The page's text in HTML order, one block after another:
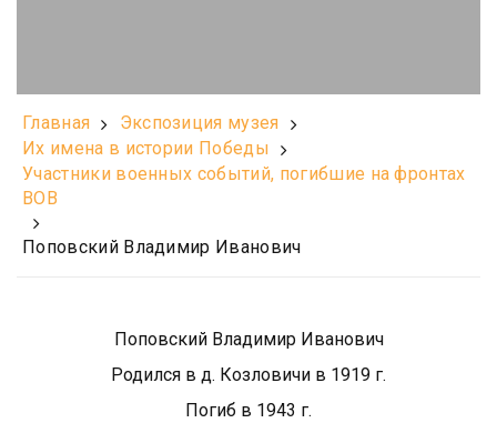
Главная
Экспозиция музея
Их имена в истории Победы
Участники военных событий, погибшие на фронтах
ВОВ
Поповский Владимир Иванович
Поповский Владимир Иванович
Родился в д. Козловичи в 1919 г.
Погиб в 1943 г.